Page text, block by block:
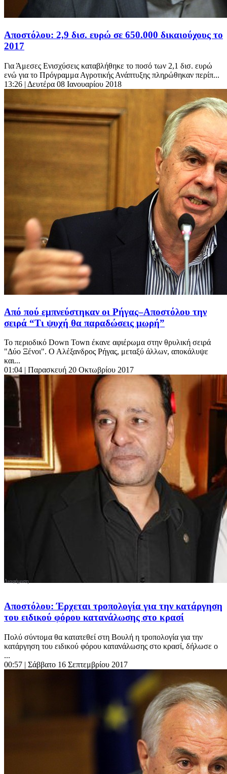
Αποστόλου: 2,9 δισ. ευρώ σε 650.000 δικαιούχους το
2017
Για Άμεσες Ενισχύσεις καταβλήθηκε το ποσό των 2,1 δισ. ευρώ
ενώ για το Πρόγραμμα Αγροτικής Ανάπτυξης πληρώθηκαν περίπ...
13:26 | Δευτέρα 08 Ιανουαρίου 2018
Από πού εμπνεύστηκαν οι Ρήγας–Αποστόλου την
σειρά “Τι ψυχή θα παραδώσεις μωρή”
Το περιοδικό Down Town έκανε αφιέρωμα στην θρυλική σειρά
"Δύο Ξένοι". Ο Αλέξανδρος Ρήγας, μεταξύ άλλων, αποκάλυψε
και...
01:04 | Παρασκευή 20 Οκτωβρίου 2017
Αποστόλου: Έρχεται τροπολογία για την κατάργηση
του ειδικού φόρου κατανάλωσης στο κρασί
Πολύ σύντομα θα κατατεθεί στη Βουλή η τροπολογία για την
κατάργηση του ειδικού φόρου κατανάλωσης στο κρασί, δήλωσε ο
...
00:57 | Σάββατο 16 Σεπτεμβρίου 2017